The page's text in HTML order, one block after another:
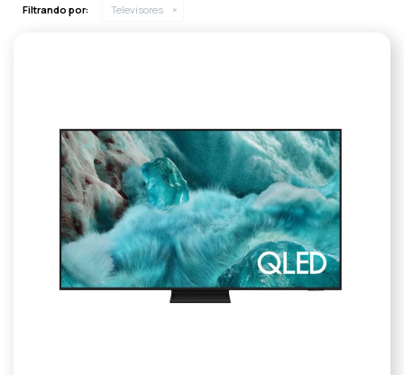
Filtrando por: Televisores